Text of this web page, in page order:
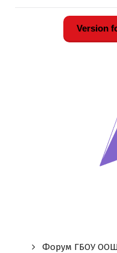
Version
Форум ГБОУ